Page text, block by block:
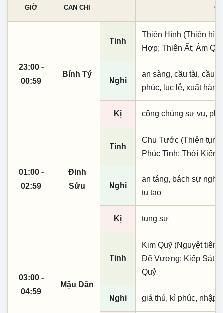
GIỜ CAN CHI
23:00 -
00:59
Bính Tý
Tinh
Thiên Hình (Thiên
Hợp; Thiên Ất; Âm
Nghi
an sàng, cầu tài, cầu
phúc, lục lễ, xuất
Kị công chúng sự vụ,
01:00 -
02:59
Đinh
Sửu
Tinh
Chu Tước (Thiên
Phúc Tinh; Thời Kiến
Nghi
an táng, bách sự nghi
tu tạo
Kị tụng sự
03:00 -
04:59
Mậu Dần
Tinh
Kim Quỹ (Nguyệt
Đế Vượng; Kiếp Sát;
Quỷ
Nghi giá thú, kì phúc, nhập